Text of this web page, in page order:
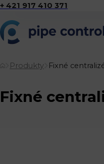
+ 421 917 410 371
Produkty Fixné
Fixné